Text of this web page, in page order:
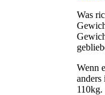
Was
Wenn
anders
110kg.